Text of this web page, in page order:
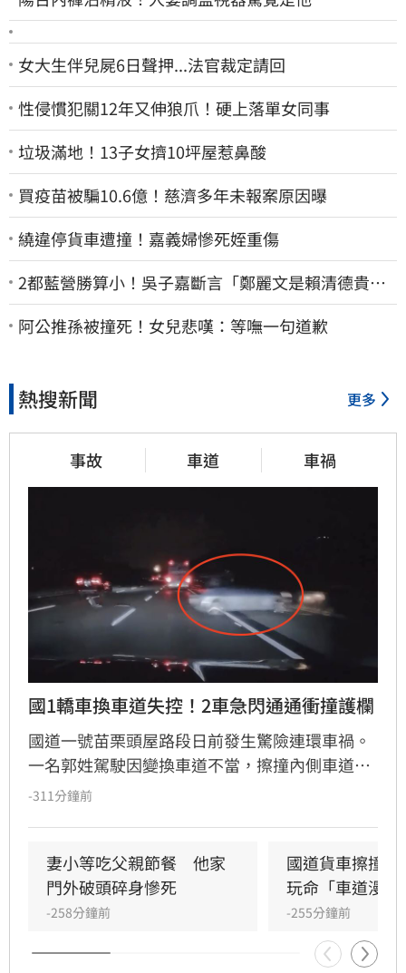
女大生伴兒屍6日聲押...法官裁定請回
性侵慣犯關12年又伸狼爪！硬上落單女同事
垃圾滿地！13子女擠10坪屋惹鼻酸
買疫苗被騙10.6億！慈濟多年未報案原因曝
繞違停貨車遭撞！嘉義婦慘死姪重傷
2都藍營勝算小！吳子嘉斷言「鄭麗文是賴清德貴
人」：保送2028連任總統
阿公推孫被撞死！女兒悲嘆：等嘸一句道歉
熱搜新聞 更多
事故 車道 車禍
國1轎車換車道失控！2車急閃通通衝撞護欄
國道一號苗栗頭屋路段日前發生驚險連環車禍。
一名郭姓駕駛因變換車道不當，擦撞內側車道黃
姓駕駛車輛，導致黃車失控撞擊護欄後甩滑，波
醫，經酒測確認3名駕駛均無酒駕。國道警察呼
籲，變換車道務必顯示方向燈並保持安全距離，
切勿強行切入，以防憾事再次發生。此次事故亦
提醒用路人，行經國道應隨時保持警覺，並與前
車保持適當安全間距，以確保行車安全。
-311分鐘前
妻小等吃父親節餐　他家
門外破頭碎身慘死
-258分鐘前
國道貨車擦撞
玩命「車道漫步
-255分鐘前